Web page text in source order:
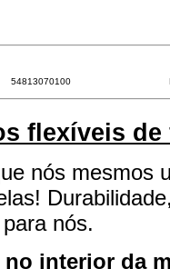
54813070100
flexíveis de
nós mesmos
nós.
interior da